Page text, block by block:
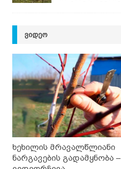
ᲕᲘᲓᲔᲝ
ხეხილის მრავალწლიანი
ნარგავების გადამყნობა –